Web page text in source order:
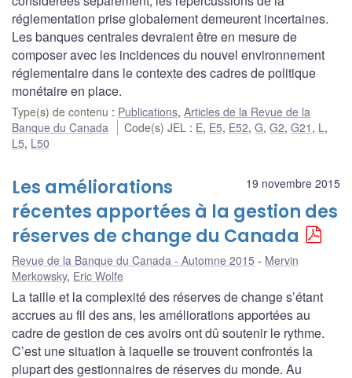
réglementation prise globalement demeurent incertaines.
Les banques centrales devraient être en mesure de
composer avec les incidences du nouvel environnement
réglementaire dans le contexte des cadres de politique
monétaire en place.
Type(s) de contenu : Publications, Articles de la Revue de la
Banque du Canada
Code(s) JEL : E, E5, E52,G,G2,G21 , L ,
L5, L50
19 novembre 2015
Les améliorations
récentes apportées à la gestion des
réserves de change du Canada
Revue de la Banque du Canada - Automne 2015
Mervin
Merkowsky, Eric Wolfe
La taille et la complexité des réserves de change s’étant
accrues au fil des ans, les améliorations apportées au
cadre de gestion de ces avoirs ont dû soutenir le rythme.
C’est une situation à laquelle se trouvent confrontés la
plupart des gestionnaires de réserves du monde. Au